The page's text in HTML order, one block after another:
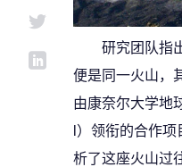
研究团队指
便是同一火山，
由康奈尔大学地
l）领衔的合作
析了这座火山过